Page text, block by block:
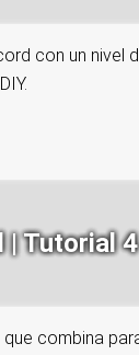
con un
Tutorial
combina